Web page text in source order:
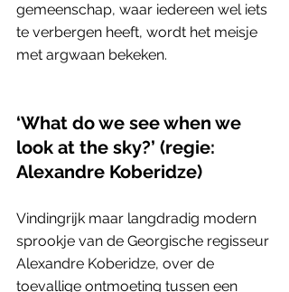
gemeenschap, waar iedereen wel iets
te verbergen heeft, wordt het meisje
met argwaan bekeken.
‘What do we see when we
look at the sky?’ (regie:
Alexandre Koberidze)
Vindingrijk maar langdradig modern
sprookje van de Georgische regisseur
Alexandre Koberidze, over de
toevallige ontmoeting tussen een